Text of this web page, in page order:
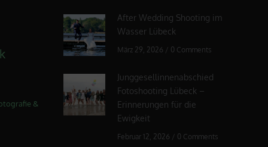
&
After Wedding Shooting im
Wasser Lübeck
März 29, 2026 / 0 Comments
Junggesellinnenabschied
Fotoshooting Lübeck –
Erinnerungen für die
Ewigkeit
Februar 12, 2026 / 0 Comments